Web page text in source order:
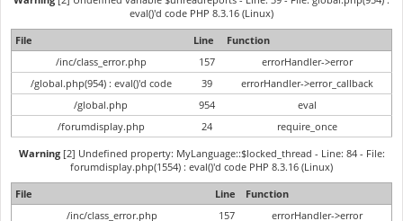
eval()'d code PHP 8.3.16 (Linux)
File
Line
Function
/inc/class_error.php
157
errorHandler->error
/global.php(954) : eval()'d code
39
errorHandler->error_callback
/global.php
954
eval
/forumdisplay.php
24
require_once
Warning[2] Undefined property: MyLanguage::$locked_thread - Line: 84 - File:
forumdisplay.php(1554) : eval()'d code PHP 8.3.16 (Linux)
File
Line
Function
/inc/class_error.php
157
errorHandler->error